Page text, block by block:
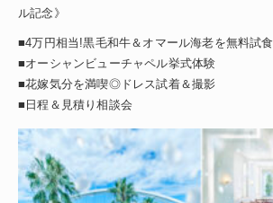
ル記念》
■4万円相当!黒毛和牛＆オマール海老を無料試食
■オーシャンビューチャペル挙式体験
■花嫁気分を満喫◎ドレス試着＆撮影
■日程＆見積り相談会